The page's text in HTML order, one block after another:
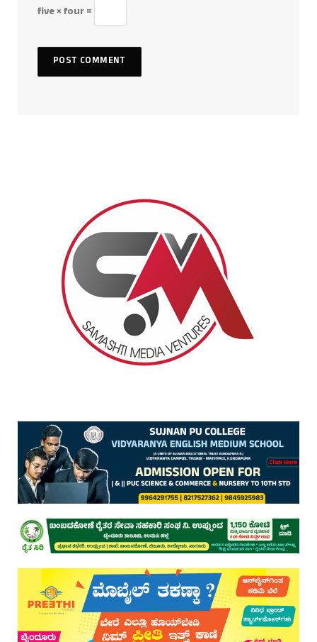
five × four =